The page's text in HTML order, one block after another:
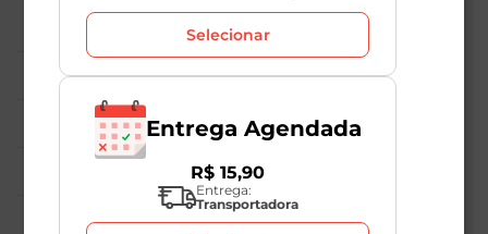
Central de Atendimento
Institucional
Políticas Mambo
Atedimento ao Consumidor
Nossas Redes
Selecionar
Entrega Agendada
R$ 15,90
Entrega:
Transportadora